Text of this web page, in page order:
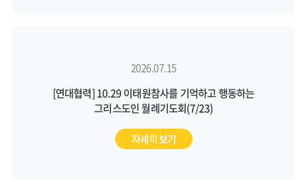
2026.07.15
[연대협력] 10.29 이태원참사를 기억하고 행동하는
그리스도인 월례기도회(7/23)
자세히 보기